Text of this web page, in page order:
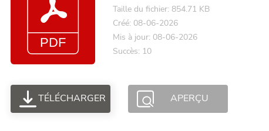
Taille du fichier: 854.71 KB
Créé: 08-06-2026
Mis à jour: 08-06-2026
Succès: 10
TÉLÉCHARGER APERÇU